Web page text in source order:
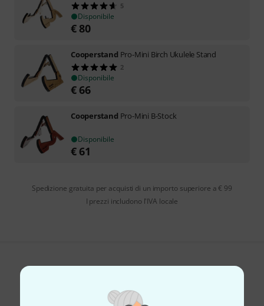
5
Disponibile
€ 80
Cooperstand Pro-Mini Birch Ukulele Stand
2
Disponibile
€ 66
Cooperstand Pro-Mini B-Stock
Disponibile
€ 61
Spedizione gratuita per acquisti di un importo superiore a € 99
I prezzi includono l'IVA locale
Ti piace ciò che vedi?
Aiuto e Commenti